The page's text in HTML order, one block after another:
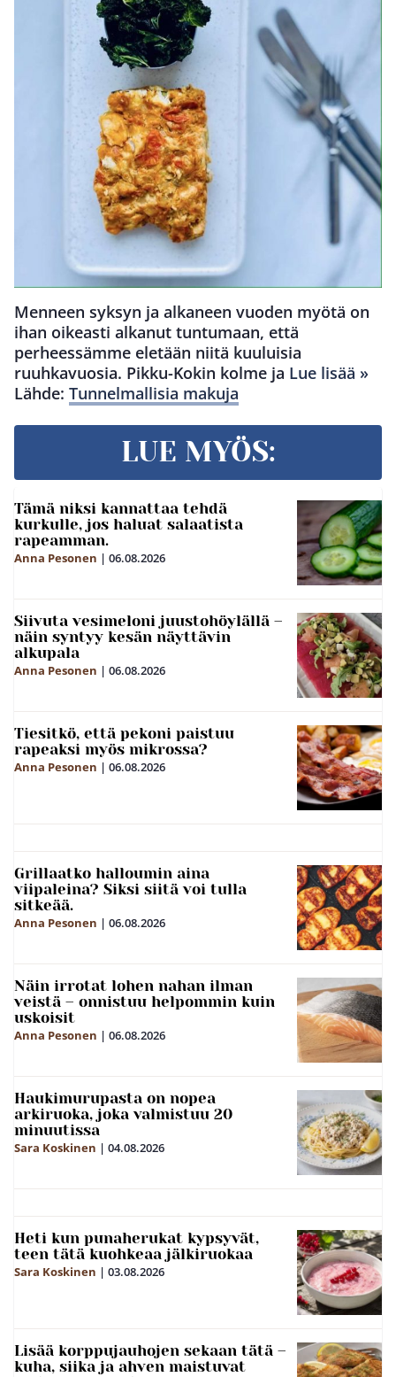
Menneen syksyn ja alkaneen vuoden myötä on
ihan oikeasti alkanut tuntumaan, että
perheessämme eletään niitä kuuluisia
ruuhkavuosia. Pikku-Kokin kolme ja Lue lisää »
Lähde: Tunnelmallisia makuja
LUE MYÖS:
Tämä niksi kannattaa tehdä
kurkulle, jos haluat salaatista
rapeamman.
Anna Pesonen | 06.08.2026
Siivuta vesimeloni juustohöylällä –
näin syntyy kesän näyttävin
alkupala
Anna Pesonen | 06.08.2026
Tiesitkö, että pekoni paistuu
rapeaksi myös mikrossa?
Anna Pesonen | 06.08.2026
Grillaatko halloumin aina
viipaleina? Siksi siitä voi tulla
sitkeää.
Anna Pesonen | 06.08.2026
Näin irrotat lohen nahan ilman
veistä – onnistuu helpommin kuin
uskoisit
Anna Pesonen | 06.08.2026
Haukimurupasta on nopea
arkiruoka, joka valmistuu 20
minuutissa
Sara Koskinen | 04.08.2026
Heti kun punaherukat kypsyvät,
teen tätä kuohkeaa jälkiruokaa
Sara Koskinen | 03.08.2026
Lisää korppujauhojen sekaan tätä –
kuha, siika ja ahven maistuvat